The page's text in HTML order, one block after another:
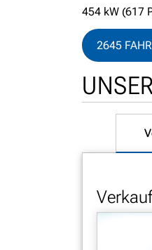
454 kW (617
L
A
D
N
2645